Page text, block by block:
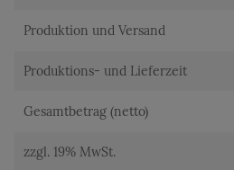
Produktion und Versand
Produktions- und Lieferzeit
Gesamtbetrag (netto)
zzgl. 19% MwSt.